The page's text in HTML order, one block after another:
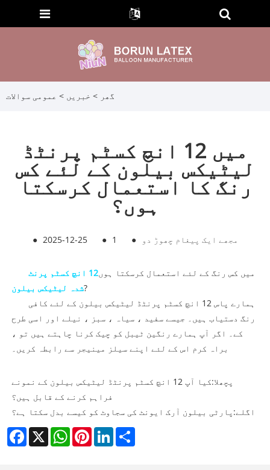
گھر > خبریں > عمومی سوالات
میں 12 انچ کسٹم پرنٹڈ
لیٹیکس بیلون کے لئے کس
رنگ کا استعمال کرسکتا
ہوں؟
● 2025-12-25 ● 1 ● مجھے ایک پیغام چھوڑ دو
میں کس رنگ کے لئے استعمال کرسکتا ہوں
12 انچ کسٹم پرنٹ
شدہ لیٹیکس بیلون?
ہمارے پاس 12 انچ کسٹم پرنٹڈ لیٹیکس بیلون کے لئے کافی
رنگ دستیاب ہیں۔ جیسے سفید ، سیاہ ، سبز ، نیلے اور اسی طرح
کے۔ اگر آپ ہمارے رنگین ٹیبل کو چیک کرنا چاہتے ہیں تو ،
براہ کرم اس کے لئے اپنے سیلز مینیجر سے رابطہ کریں۔
پچھلا:
کیا آپ 12 انچ کسٹم پرنٹڈ لیٹیکس بیلون کے نمونے
فراہم کرنے کے قابل ہیں؟
اگلے: پارٹی بیلون آرک ایونٹ کی سجاوٹ کو کیسے بدل سکتا ہے؟
Facebook
X WhatsAppPinterestLinkedIn